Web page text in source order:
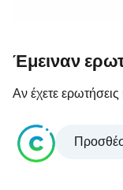
Έμειναν
Αν έχετε